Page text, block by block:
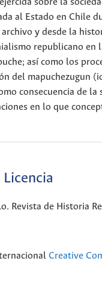
al Estado en Chile
y desde la
republicano en
así como los
del mapuchezugun
consecuencia de
en lo que
Licencia
Revista de Historia
Creative